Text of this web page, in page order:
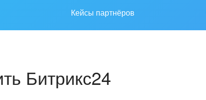
Кейсы партнёров
Битрикс24